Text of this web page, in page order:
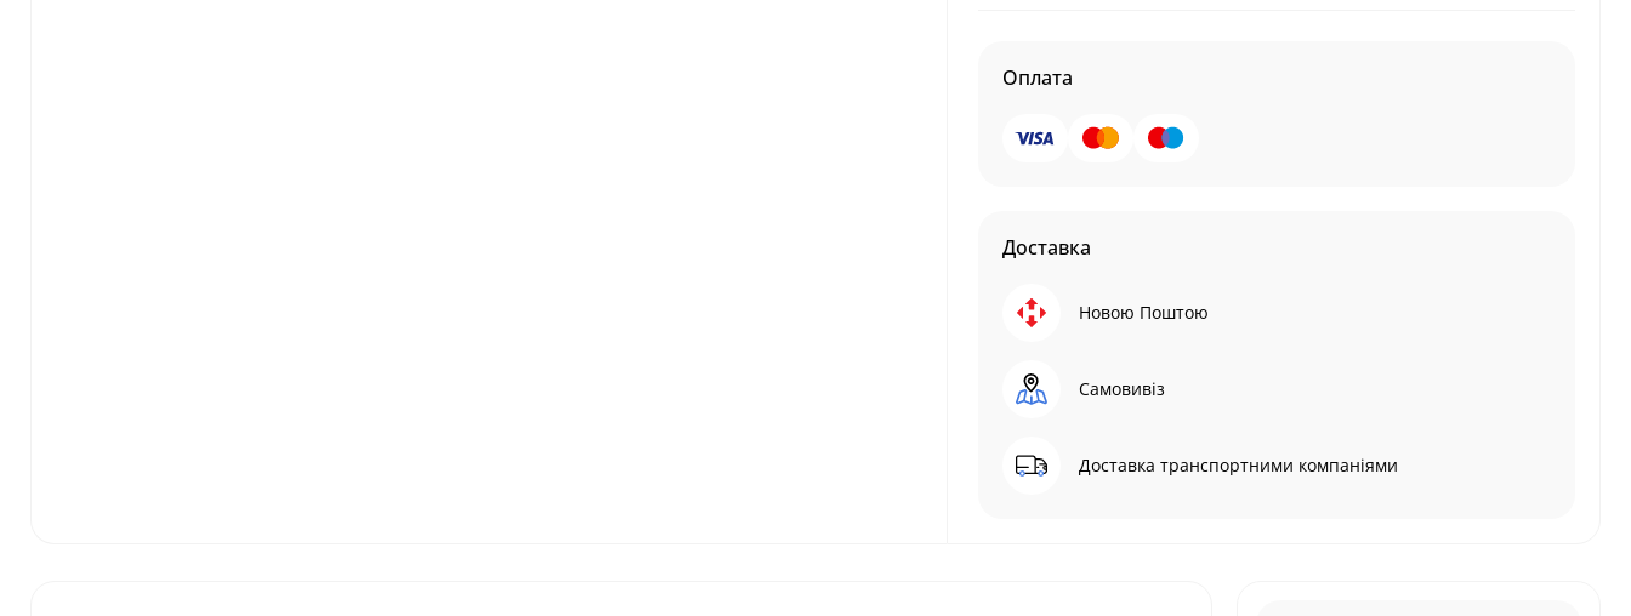
Оплата
Доставка
Новою Поштою
Самовивіз
Доставка транспортними компаніями